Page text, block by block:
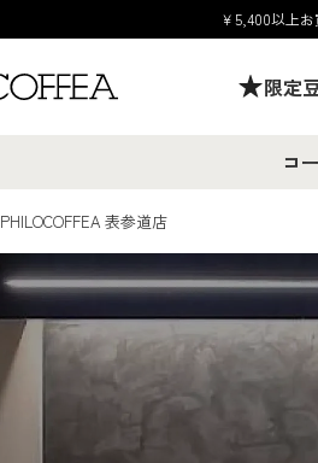
￥5,400以上
限定
コ
PHILOCOFFEA 表参道店